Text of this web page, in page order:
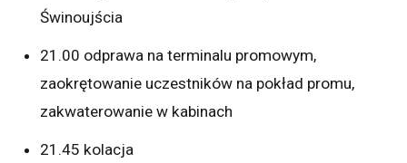
Świnoujścia
21.00 odprawa na terminalu promowym,
zaokrętowanie uczestników na pokład promu,
zakwaterowanie w kabinach
21.45 kolacja